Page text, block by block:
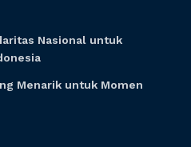
Nasional untuk
Menarik untuk Momen